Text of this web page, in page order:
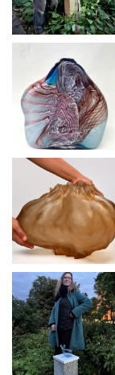
ÖPPNA GALLERI
ÖPPNA GALLERI
ÖPPNA GALLERI